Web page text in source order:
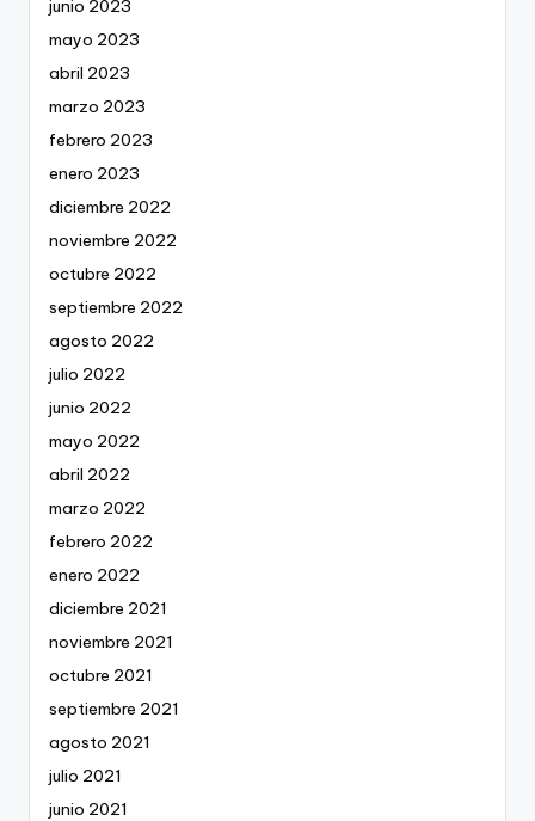
junio 2023
mayo 2023
abril 2023
marzo 2023
febrero 2023
enero 2023
diciembre 2022
noviembre 2022
octubre 2022
septiembre 2022
agosto 2022
julio 2022
junio 2022
mayo 2022
abril 2022
marzo 2022
febrero 2022
enero 2022
diciembre 2021
noviembre 2021
octubre 2021
septiembre 2021
agosto 2021
julio 2021
junio 2021